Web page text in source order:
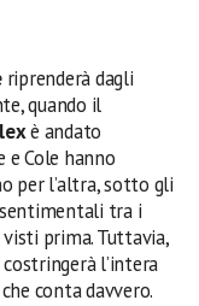
riprenderà dagli
quando il
è andato
e Cole hanno
per l’altra, sotto gli
tra i
prima. Tuttavia,
l’intera
conta davvero.